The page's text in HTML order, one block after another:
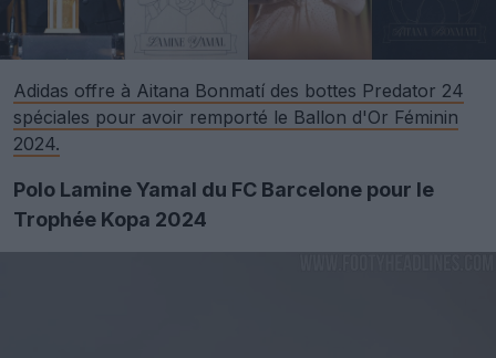
Adidas offre à Aitana Bonmatí des bottes Predator 24
spéciales pour avoir remporté le Ballon d'Or Féminin
2024.
Polo Lamine Yamal du FC Barcelone pour le
Trophée Kopa 2024